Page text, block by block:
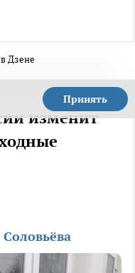
Дзене
Принять
изменит